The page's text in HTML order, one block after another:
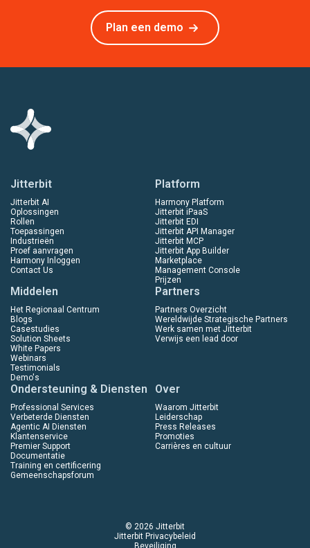
Plan een demo
Jitterbit
Jitterbit AI
Oplossingen
Rollen
Toepassingen
Industrieën
Proef aanvragen
Harmony Inloggen
Contact Us
Platform
Harmony Platform
Jitterbit iPaaS
Jitterbit EDI
Jitterbit API Manager
Jitterbit MCP
Jitterbit App Builder
Marketplace
Management Console
Prijzen
Middelen
Het Regionaal Centrum
Blogs
Casestudies
Solution Sheets
White Papers
Webinars
Testimonials
Demo's
Partners
Partners Overzicht
Wereldwijde Strategische Partners
Werk samen met Jitterbit
Verwijs een lead door
Ondersteuning & Diensten
Professional Services
Verbeterde Diensten
Agentic AI Diensten
Klantenservice
Premier Support
Documentatie
Training en certificering
Gemeenschapsforum
Over
Waarom Jitterbit
Leiderschap
Press Releases
Promoties
Carrières en cultuur
© 2026 Jitterbit
Jitterbit Privacybeleid
Beveiliging